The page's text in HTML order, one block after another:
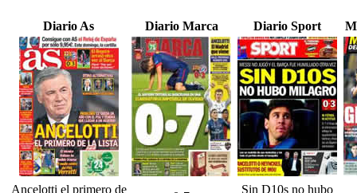
Diario As Diario Marca Diario Sport
Ancelotti el primero de
Sin D10s no hubo